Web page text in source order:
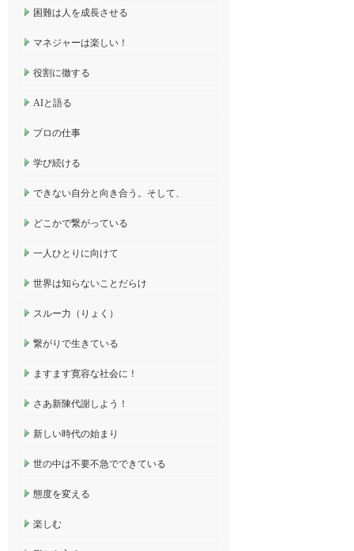
困難は人を成長させる
マネジャーは楽しい！
役割に徹する
AIと語る
プロの仕事
学び続ける
できない自分と向き合う。そして、
どこかで繋がっている
一人ひとりに向けて
世界は知らないことだらけ
スルー力（りょく）
繋がりで生きている
ますます寛容な社会に！
さあ新陳代謝しよう！
新しい時代の始まり
世の中は不要不急でできている
態度を変える
楽しむ